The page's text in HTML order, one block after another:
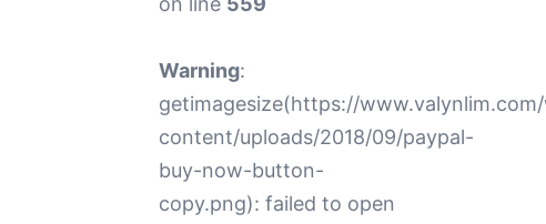
Warning:
getimagesize(https://
content/uploads/2018/09/paypal-
buy-now-button-
copy.png): failed to open